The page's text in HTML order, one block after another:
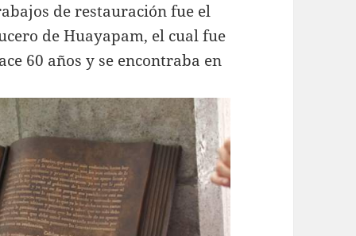
de restauración fue el
de Huayapam, el cual fue
60 años y se encontraba en